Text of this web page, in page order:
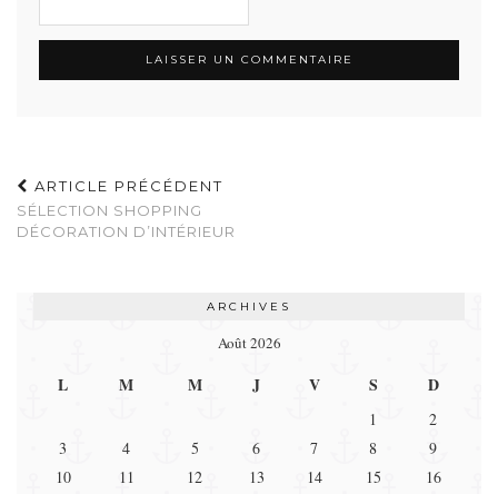
ARTICLE PRÉCÉDENT
SÉLECTION SHOPPING
DÉCORATION D’INTÉRIEUR
ARCHIVES
Août 2026
L M M J V S D
1
2
3
4 5 6 7 8
9
10
11 12 13 14 15
16